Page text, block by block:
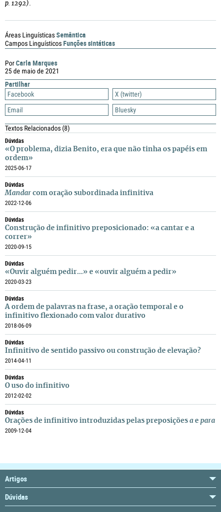
PorCarla Marques
25 de maio de 2021
Partilhar
Facebook
X (twitter)
Email
Bluesky
Textos Relacionados(8)
Dúvidas
«O problema, dizia Benito, era que não tinha os papéis em
ordem»
2025-06-17
Dúvidas
Mandar com oração subordinada infinitiva
2022-12-06
Dúvidas
Construção de infinitivo preposicionado: «a cantar e a
correr»
2020-09-15
Dúvidas
«Ouvir alguém pedir...» e «ouvir alguém a pedir»
2020-03-23
Dúvidas
A ordem de palavras na frase, a oração temporal e o
infinitivo flexionado com valor durativo
2018-06-09
Dúvidas
Infinitivo de sentido passivo ou construção de elevação?
2014-04-11
Dúvidas
O uso do infinitivo
2012-02-02
Dúvidas
Orações de infinitivo introduzidas pelas preposições a e para
2009-12-04
p. 1292).
Áreas LinguísticasSemântica
Campos LinguísticosFunções sintáticas
Artigos
Dúvidas